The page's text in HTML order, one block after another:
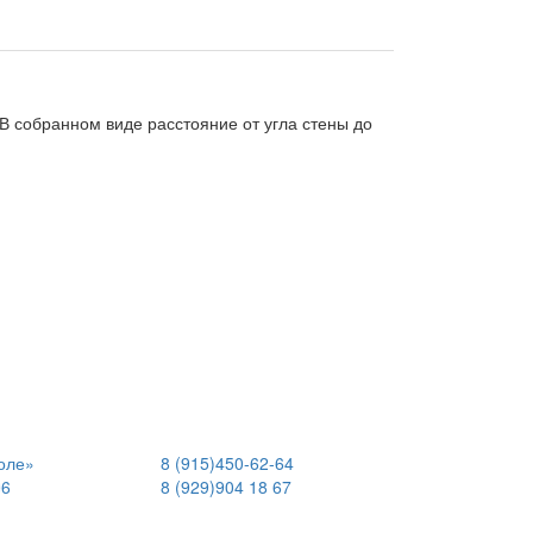
виде расстояние от угла стены до
8 (915)450-62-64
8 (929)904 18 67